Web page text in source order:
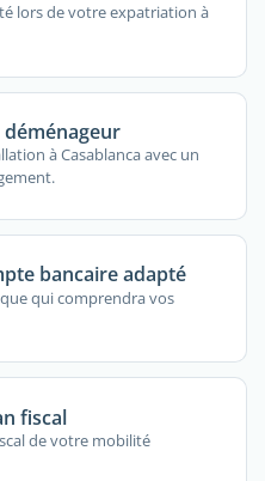
lors de votre expatriation à
à Casablanca avec un
bancaire adapté
qui comprendra vos
fiscal
de votre mobilité